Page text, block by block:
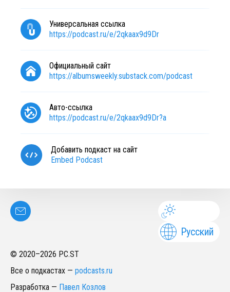
Универсальная ссылка
https://podcast.ru/e/2qkaax9d9Dr
Официальный сайт
https://albumsweekly.substack.com/podcast
Авто-ссылка
https://podcast.ru/e/2qkaax9d9Dr?a
Добавить подкаст на сайт
Embed Podcast
Русский
© 2020–2026 PC.ST
Все о подкастах — podcasts.ru
Разработка — Павел Козлов